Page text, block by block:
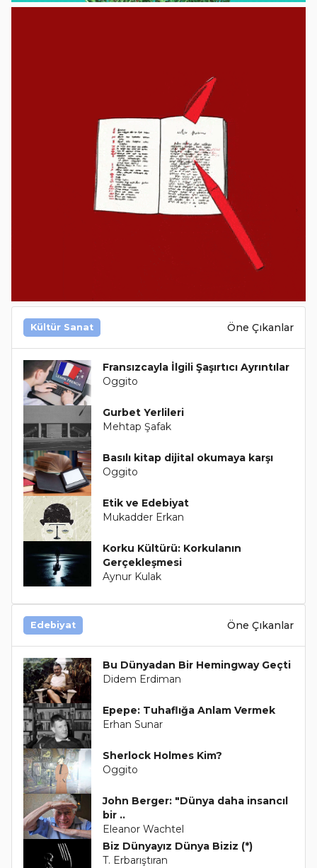
Kültür Sanat Öne Çıkanlar
Fransızcayla İlgili Şaşırtıcı Ayrıntılar
Oggito
Gurbet Yerlileri
Mehtap Şafak
Basılı kitap dijital okumaya karşı
Oggito
Etik ve Edebiyat
Mukadder Erkan
Korku Kültürü: Korkulanın
Gerçekleşmesi
Aynur Kulak
Edebiyat Öne Çıkanlar
Bu Dünyadan Bir Hemingway Geçti
Didem Erdiman
Epepe: Tuhaflığa Anlam Vermek
Erhan Sunar
Sherlock Holmes Kim?
Oggito
John Berger: "Dünya daha insancıl
bir ..
Eleanor Wachtel
Biz Dünyayız Dünya Biziz (*)
T. Erbarıştıran